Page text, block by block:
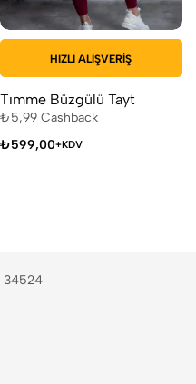
HIZLI ALIŞVERIŞ
Tımme Büzgülü Tayt
₺5,99Cashback
₺599,00+KDV
34524